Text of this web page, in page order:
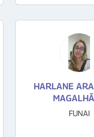
HARLANE
FUNAI